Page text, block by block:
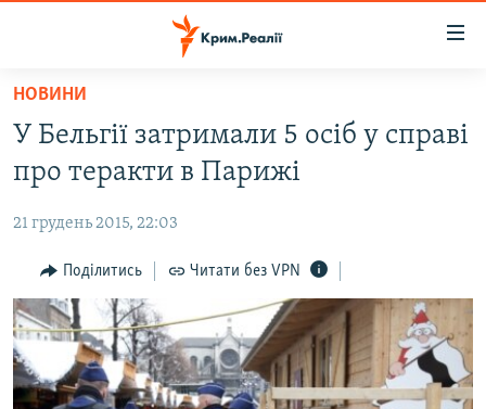
Перейти
основного
матеріалу
Перейти
до
навігації
Перейти
до
пошуку
ВІДЕО ТА ФОТО
ПОЛІТИКА
БЛОГИ
ПОГЛЯД
ІНТЕРВ'Ю
ВСЕ ЗА ДЕНЬ
НОВИНИ
У Бельгії затримали 5 осіб у справі
про теракти в Парижі
21 грудень 2015, 22:03
Поділитись Читати без VPN